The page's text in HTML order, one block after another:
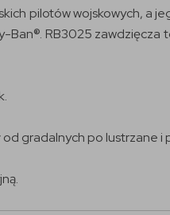
pilotów wojskowych, a
RB3025
gradalnych po lustrzane i